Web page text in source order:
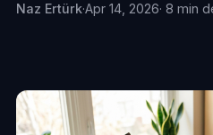
Naz Ertürk·Apr 14, 2026· 8 min